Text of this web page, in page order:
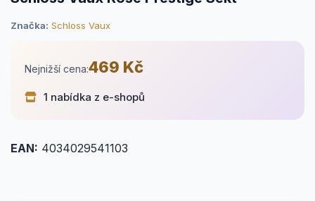
Značka: Schloss Vaux
Nejnižší cena:469 Kč
1 nabídka z e-shopů
EAN: 4034029541103